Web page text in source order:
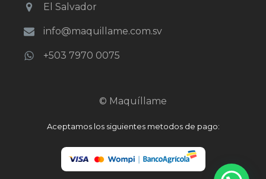
El Salvador
info@maquillame.com.sv
+503 7970 0075
© Maquíllame
Aceptamos los siguientes metodos de pago: